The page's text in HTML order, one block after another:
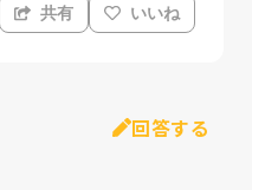
共有 いいね
回答する